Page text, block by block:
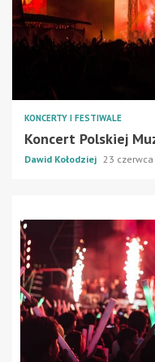
KONCERTY I FESTIWALE
Koncert Polskiej
Dawid Kołodziej 23